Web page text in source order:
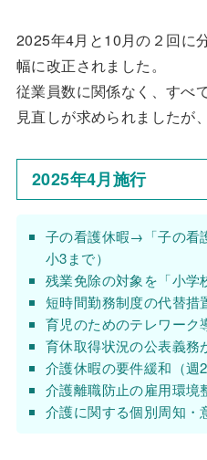
2025年4月と10月の２回に
幅に改正されました。
従業員数に関係なく、すべ
見直しが求められましたが
2025年4月施行
子の看護休暇→「子の看
小3まで）
残業免除の対象を「小学
短時間勤務制度の代替措
育児のためのテレワーク
育休取得状況の公表義務
介護休暇の要件緩和（週
介護離職防止の雇用環境
介護に関する個別周知・